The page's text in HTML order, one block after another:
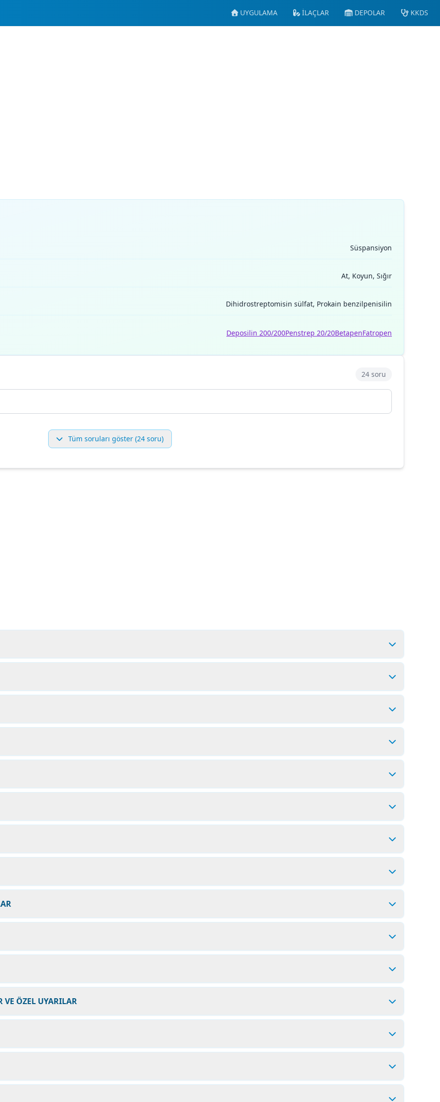
UYGULAMA İLAÇLAR DEPOLAR KKDS
Süspansiyon
At, Koyun, Sığır
Dihidrostreptomisin sülfat, Prokain benzilpenisilin
Deposilin 200/200Penstrep 20/20BetapenFatropen
24 soru
Tüm soruları göster (24 soru)
ÖZEL UYARILAR